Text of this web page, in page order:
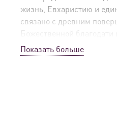
жизнь, Евхаристию и
связано с древним
Божественной
подчеркивая объем и
Показать больше